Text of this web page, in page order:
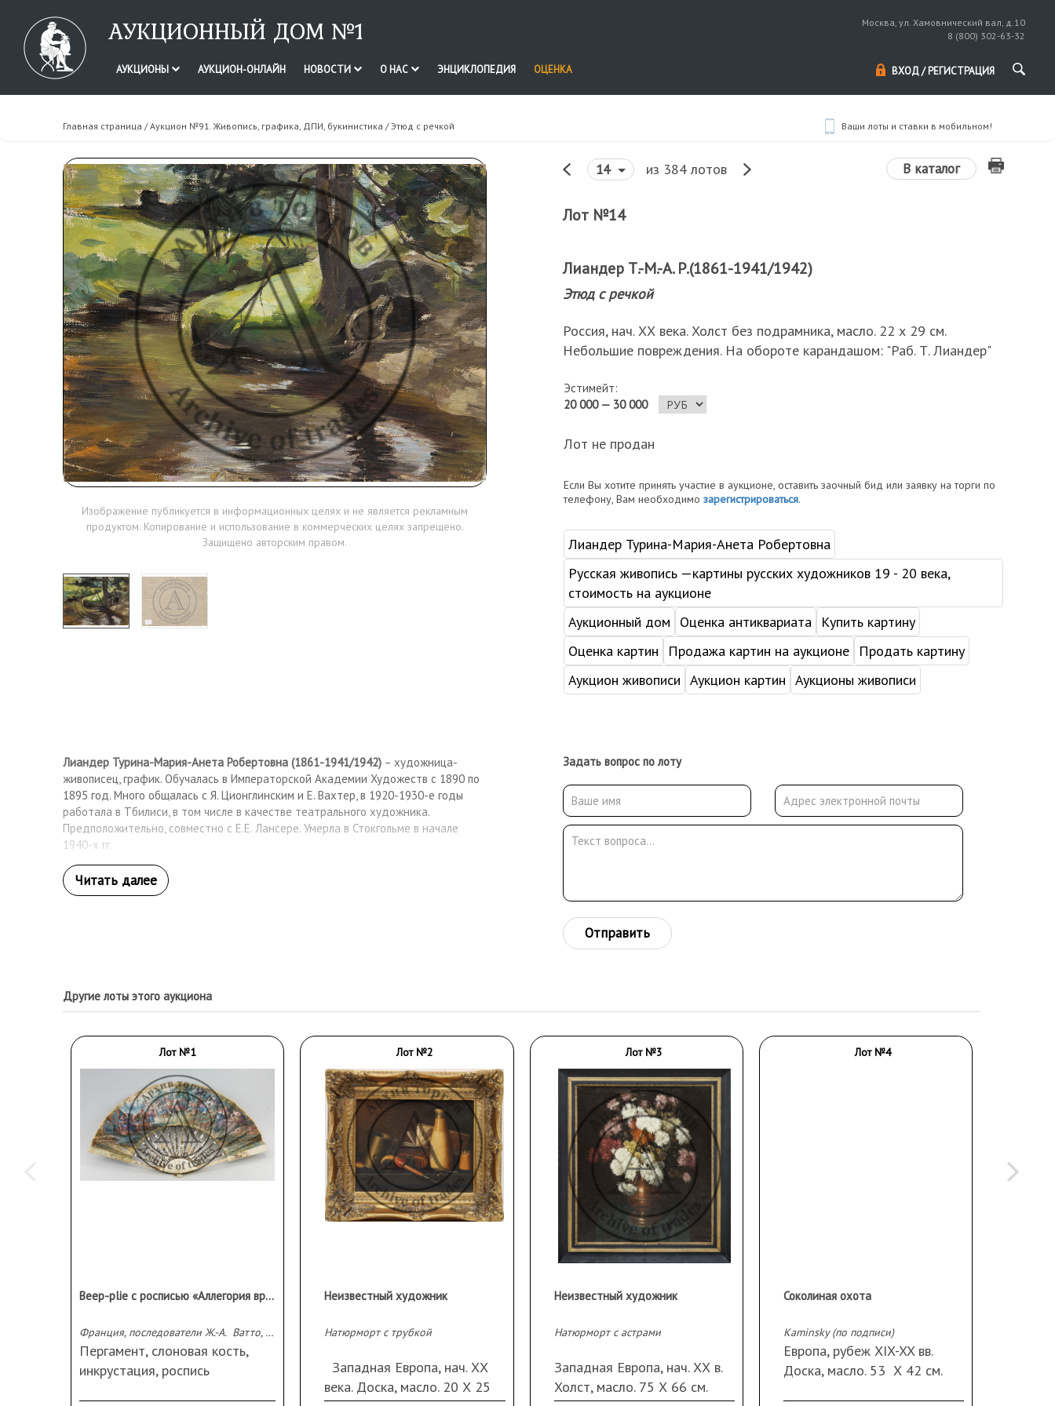
АУКЦИОННЫЙ ДОМ №1
Москва, ул. Хамовнический вал, д.10
8 (800) 302-63-32
АУКЦИОНЫ АУКЦИОН-ОНЛАЙН НОВОСТИ О НАС ЭНЦИКЛОПЕДИЯ ОЦЕНКА ВХОД / РЕГИСТРАЦИЯ
Главная страница /Аукцион №91. Живопись, графика, ДПИ, букинистика / Этюд с речкой Ваши лоты и ставки в мобильном!
Изображение публикуется в информационных целях и не является рекламным
продуктом. Копирование и использование в коммерческих целях запрещено.
Защищено авторским правом.
14 из 384 лотов В каталог
Лот №14
Лиандер Т.-М.-А. Р.(1861-1941/1942)
Этюд с речкой
Россия, нач. ХХ века. Холст без подрамника, масло. 22 х 29 см.
Небольшие повреждения. На обороте карандашом: "Раб. Т. Лиандер"
Эстимейт:
20 000 — 30 000
Лот не продан
Если Вы хотите принять участие в аукционе, оставить заочный бид или заявку на торги по
телефону, Вам необходимо зарегистрироваться.
Лиандер Турина-Мария-Анета Робертовна
Русская живопись —картины русских художников 19 - 20 века,
стоимость на аукционе
Аукционный дом
Оценка антиквариата
Купить картину
Оценка картин
Продажа картин на аукционе
Продать картину
Аукцион живописи Аукцион картин Аукционы живописи
Лиандер Турина-Мария-Анета Робертовна (1861-1941/1942) – художница-
живописец, график. Обучалась в Императорской Академии Художеств с 1890 по
1895 год. Много общалась с Я. Ционглинским и Е. Вахтер, в 1920-1930-е годы
работала в Тбилиси, в том числе в качестве театрального художника.
Предположительно, совместно с Е.Е. Лансере. Умерла в Стокгольме в начале
1940-х гг.
Задать вопрос по лоту
Отправить
Другие лоты этого аукциона
Лот №1
Веер-plie с росписью «Аллегория времен года»
Франция, последователи Ж.-А. Ватто, 1750-1770 е гг.
Пергамент, слоновая кость,
инкрустация, роспись
Лот №2
Неизвестный художник
Натюрморт с трубкой
Западная Европа, нач. ХХ
века. Доска, масло. 20 Х 25
Лот №3
Неизвестный художник
Натюрморт с астрами
Западная Европа, нач. ХХ в.
Холст, масло. 75 Х 66 см.
Лот №4
Соколиная охота
Kaminsky (по подписи)
Европа, рубеж XIX-XX вв.
Доска, масло. 53 Х 42 см.